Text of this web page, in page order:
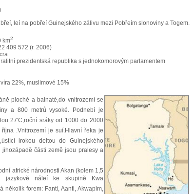
leí na pobřeí Guinejského zálivu mezi Pobřeím slonoviny a Togem.
km2
409 572 (r. 2006)
prezidentská republika s jednokomorovým parlamentem
víra 22%, muslimové 15%
ploché a bainaté,do vnitrozemí se
a 800 metrů vysoké. Podnebí je
27'C,roční sráky od 1000 do 2000
.Vnitrozemí je suí.Hlavní řeka je
irokou deltou do Guinejského
části země jsou pralesy a
africké národnosti Akan (kolem 1,5
jazykově náleí ke skupině Kwa
forem: Fanti, Aanti, Akwapim,